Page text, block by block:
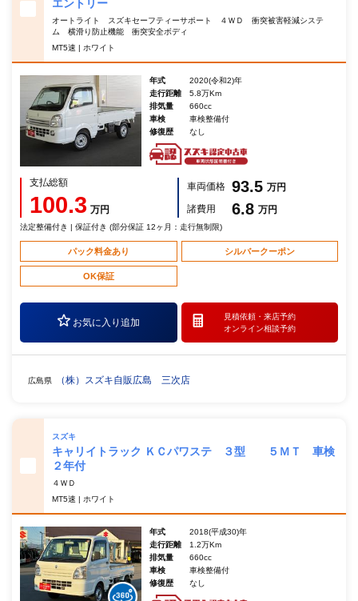
エントリー
オートライト スズキセーフティーサポート ４ＷＤ 衝突被害軽減システ
ム 横滑り防止機能 衝突安全ボディ
MT5速 | ホワイト
年式
2020(令和2)年
走行距離
5.8万Km
排気量
660cc
車検
車検整備付
修復歴
なし
支払総額
100.3 万円
車両価格 93.5 万円
諸費用
6.8 万円
法定整備付き | 保証付き (部分保証 12ヶ月：走行無制限)
パック料金あり シルバークーポン
OK保証
お気に入り追加
見積依頼・ 来店予約
オンライン相談予約
広島県 （株）スズキ自販広島 三次店
スズキ
キャリイトラック ＫＣパワステ ３型 ５ＭＴ 車検
２年付
４ＷＤ
MT5速 | ホワイト
年式
2018(平成30)年
走行距離
1.2万Km
排気量
660cc
車検
車検整備付
修復歴
なし